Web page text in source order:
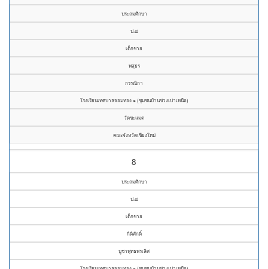
ประถมศึกษา
ป.๔
เด็กชาย
พสุธร
กรรณิกา
โรงเรียนเทศบาลจอมทอง ๑ (ชุมชนบ้านข่วงเปาเหนือ)
วัดขะแมด
คณะจังหวัดเชียงใหม่
8
ประถมศึกษา
ป.๔
เด็กชาย
กิติศักดิ์
บูชาพุทธพรเลิศ